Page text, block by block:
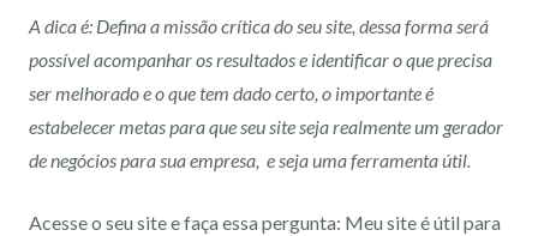
A dica é: Defina a missão crítica do seu site, dessa forma será
possível acompanhar os resultados e identificar o que precisa
ser melhorado e o que tem dado certo, o importante é
estabelecer metas para que seu site seja realmente um gerador
de negócios para sua empresa, e seja uma ferramenta útil.
Acesse o seu site e faça essa pergunta: Meu site é útil para